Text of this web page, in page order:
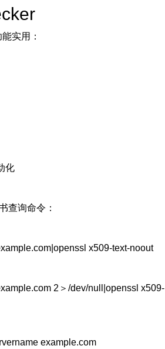
实用：
化
查询命令：
x509-text-noout
2＞/dev/null|openssl x509-
example.com